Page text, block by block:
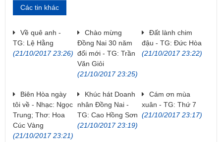
Các tin khác
Về quê anh -
TG: Lệ Hằng
(21/10/2017 23:26)
Chào mừng
Đồng Nai 30 năm
đổi mới - TG: Trần
Văn Giỏi
(21/10/2017 23:25)
Đất lành chim
đậu - TG: Đức Hòa
(21/10/2017 23:22)
Biên Hòa ngày
tôi về - Nhạc: Ngọc
Trung; Thơ: Hoa
Cúc Vàng
(21/10/2017 23:21)
Khúc hát Doanh
nhân Đồng Nai -
TG: Cao Hồng Sơn
(21/10/2017 23:19)
Cám ơn mùa
xuân - TG: Thứ 7
(21/10/2017 23:17)